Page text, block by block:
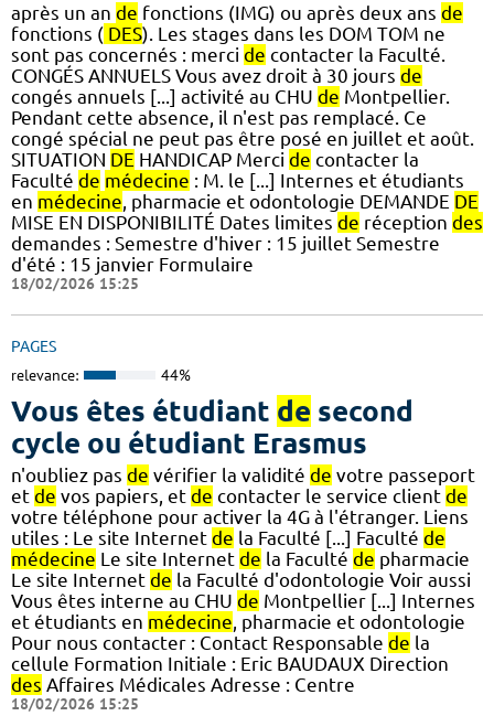
après un an de fonctions (IMG) ou après deux ans de
fonctions ( DES). Les stages dans les DOM TOM ne
sont pas concernés : merci de contacter la Faculté.
CONGÉS ANNUELS Vous avez droit à 30 jours de
congés annuels [...] activité au CHU de Montpellier.
Pendant cette absence, il n'est pas remplacé. Ce
congé spécial ne peut pas être posé en juillet et août.
SITUATION DE HANDICAP Merci de contacter la
Faculté de médecine : M. le [...] Internes et étudiants
en médecine , pharmacie et odontologie DEMANDE DE
MISE EN DISPONIBILITÉ Dates limites de réception des
demandes : Semestre d'hiver : 15 juillet Semestre
d'été : 15 janvier Formulaire
18/02/2026 15:25
PAGES
relevance: 44%
Vous êtes étudiant de second
cycle ou étudiant Erasmus
n'oubliez pas de vérifier la validité de votre passeport
et de vos papiers, et de contacter le service client de
votre téléphone pour activer la 4G à l'étranger. Liens
utiles : Le site Internet de la Faculté [...] Faculté de
médecine Le site Internet de la Faculté de pharmacie
Le site Internet de la Faculté d'odontologie Voir aussi
Vous êtes interne au CHU de Montpellier [...] Internes
et étudiants en médecine, pharmacie et odontologie
Pour nous contacter : Contact Responsable de la
cellule Formation Initiale : Eric BAUDAUX Direction
des Affaires Médicales Adresse : Centre
18/02/2026 15:25